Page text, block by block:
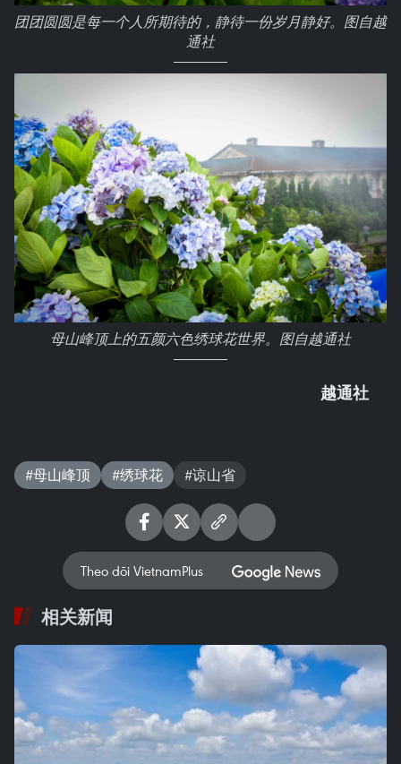
团团圆圆是每一个人所期待的，静待一份岁月静好。图自越
通社
母山峰顶上的五颜六色绣球花世界。图自越通社
越通社
#母山峰顶 #绣球花 #谅山省
Theo dõi VietnamPlus
相关新闻